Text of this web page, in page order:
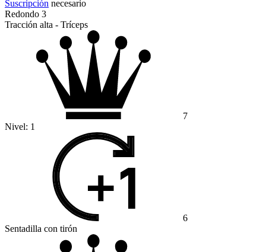
Suscripción necesario
Redondo 3
Tracción alta - Tríceps
7
Nivel: 1
6
Sentadilla con tirón